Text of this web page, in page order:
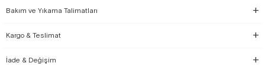
Bakım ve Yıkama Talimatları
Kargo & Teslimat
İade & Değişim